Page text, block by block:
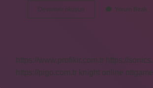
Devamını okuyun
Nisan
Yorum Bırak
https://www.profikir.com.tr
https://
https://pigo.com.tr knight online nttgame